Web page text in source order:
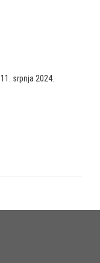
11. srpnja 2024.